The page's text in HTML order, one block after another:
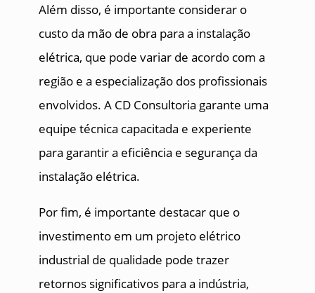
Além disso, é importante considerar o
custo da mão de obra para a instalação
elétrica, que pode variar de acordo com a
região e a especialização dos profissionais
envolvidos. A CD Consultoria garante uma
equipe técnica capacitada e experiente
para garantir a eficiência e segurança da
instalação elétrica.
Por fim, é importante destacar que o
investimento em um projeto elétrico
industrial de qualidade pode trazer
retornos significativos para a indústria,